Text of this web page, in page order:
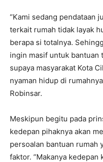
“Kami sedang pendataan
terkait rumah tidak layak
berapa si totalnya.
ingin masif untuk bantuan
supaya masyarakat Kota
nyaman hidup di
Robinsar.
Meskipun begitu pada
kedepan pihaknya akan
persoalan bantuan rumah
faktor. “Makanya kedepan